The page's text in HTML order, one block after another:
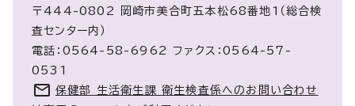
〒444-0802 岡崎市美合町五本松68番地1（総合検
査センター内）
電話：0564-58-6962 ファクス：0564-57-
0531
保健部 生活衛生課 衛生検査係へのお問い合わせ